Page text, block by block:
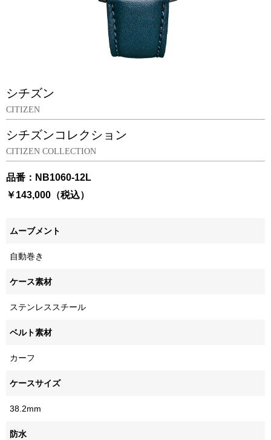
シチズン
CITIZEN
シチズンコレクション
CITIZEN COLLECTION
品番：NB1060-12L
￥143,000（税込）
ムーブメント
自動巻き
ケース素材
ステンレススチール
ベルト素材
カーフ
ケースサイズ
38.2mm
防水